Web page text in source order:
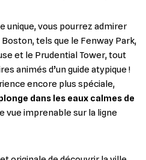
unique, vous pourrez admirer
tels que le Fenway Park,
et le Prudential Tower, tout
animés d’un guide atypique !
encore plus spéciale,
dans les eaux calmes de
vue imprenable sur la ligne